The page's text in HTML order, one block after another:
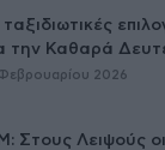
ταξιδιωτικές
την Καθαρά
Φεβρουαρίου 2026
Στους Λειψούς